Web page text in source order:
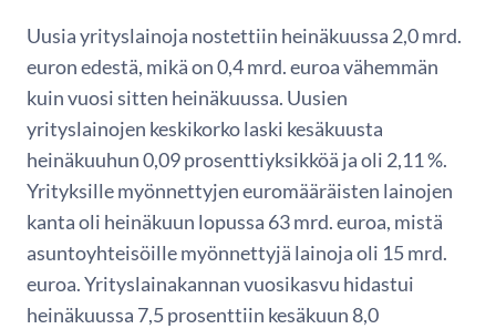
Uusia yrityslainoja nostettiin heinäkuussa 2,0 mrd.
euron edestä, mikä on 0,4 mrd. euroa vähemmän
kuin vuosi sitten heinäkuussa. Uusien
yrityslainojen keskikorko laski kesäkuusta
heinäkuuhun 0,09 prosenttiyksikköä ja oli 2,11 %.
Yrityksille myönnettyjen euromääräisten lainojen
kanta oli heinäkuun lopussa 63 mrd. euroa, mistä
asuntoyhteisöille myönnettyjä lainoja oli 15 mrd.
euroa. Yrityslainakannan vuosikasvu hidastui
heinäkuussa 7,5 prosenttiin kesäkuun 8,0